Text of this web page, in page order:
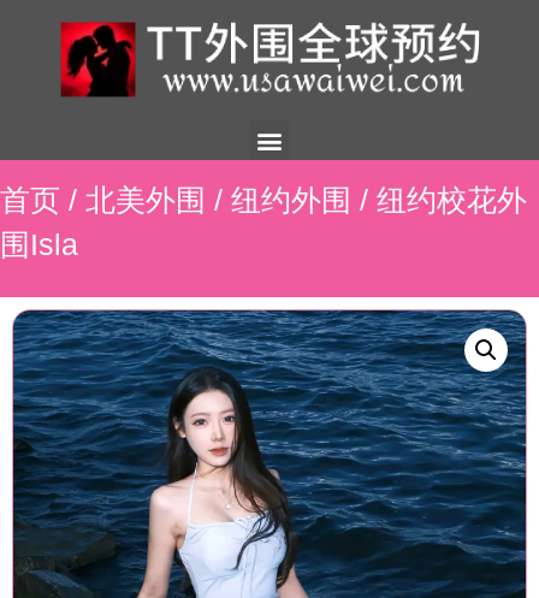
首页 / 北美外围 / 纽约外围 / 纽约校花外
围Isla